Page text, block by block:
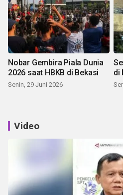
Nobar Gembira Piala Dunia
2026 saat HBKB di Bekasi
Senin, 29 Juni 2026
di
Video